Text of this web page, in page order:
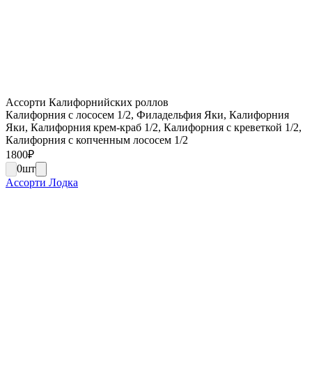
Ассорти Калифорнийских роллов
Калифорния с лососем 1/2, Филадельфия Яки, Калифорния
Яки, Калифорния крем-краб 1/2, Калифорния с креветкой 1/2,
Калифорния с копченным лососем 1/2
1800₽
0шт
Ассорти Лодка